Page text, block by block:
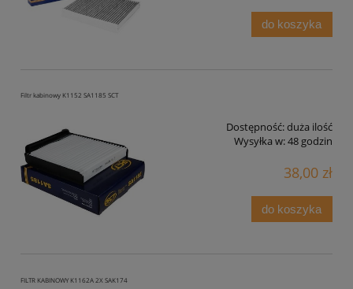
do koszyka
Filtr kabinowy K1152 SA1185 SCT
Dostępność:duża ilość
Wysyłka w:48 godzin
38,00 zł
do koszyka
FILTR KABINOWY K1162A 2X SAK174